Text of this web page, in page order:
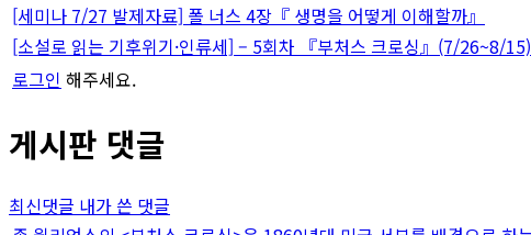
[세미나 7/27 발제자료] 폴 너스 4장『 생명을 어떻게 이해할까』
[소설로 읽는 기후위기·인류세] – 5회차 『부처스 크로싱』(7/26~8/15)
로그인 해주세요.
게시판 댓글
최신댓글 내가 쓴 댓글